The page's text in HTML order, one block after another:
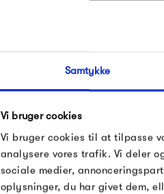
Samtykke
Vi bruger cookies
Vi bruger cookies til at tilpasse
analysere vores trafik. Vi deler
sociale medier,
oplysninger, du har givet dem,
Se alle varer fra The